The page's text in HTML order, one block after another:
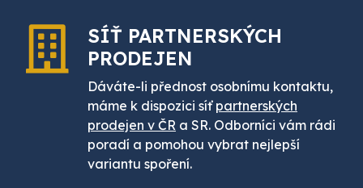
SÍŤ PARTNERSKÝCH
PRODEJEN
Dáváte-li přednost osobnímu kontaktu,
máme k dispozici síť partnerských
prodejen v ČR a SR. Odborníci vám rádi
poradí a pomohou vybrat nejlepší
variantu spoření.